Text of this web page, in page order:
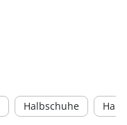
Halbschuhe